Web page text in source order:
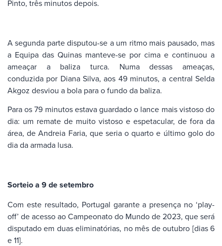
Pinto, três minutos depois.
A segunda parte disputou-se a um ritmo mais pausado, mas
a Equipa das Quinas manteve-se por cima e continuou a
ameaçar a baliza turca. Numa dessas ameaças,
conduzida por Diana Silva, aos 49 minutos, a central Selda
Akgoz desviou a bola para o fundo da baliza.
Para os 79 minutos estava guardado o lance mais vistoso do
dia: um remate de muito vistoso e espetacular, de fora da
área, de Andreia Faria, que seria o quarto e último golo do
dia da armada lusa.
Sorteio a 9 de setembro
Com este resultado, Portugal garante a presença no ‘play-
off’ de acesso ao Campeonato do Mundo de 2023, que será
disputado em duas eliminatórias, no mês de outubro [dias 6
e 11].